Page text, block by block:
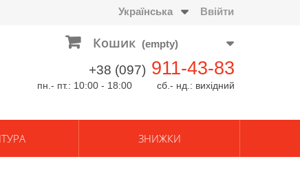
Ввійти
Українська
Кошик (empty)
+38 (097) 911-43-83
пн.- пт.: 10:00 - 18:00 сб.- нд.: вихідний
ЗНИЖКИ